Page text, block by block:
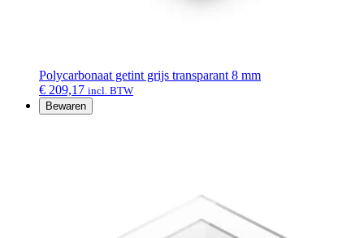
Polycarbonaat getint grijs transparant 8 mm
€ 209,17 incl. BTW
Bewaren